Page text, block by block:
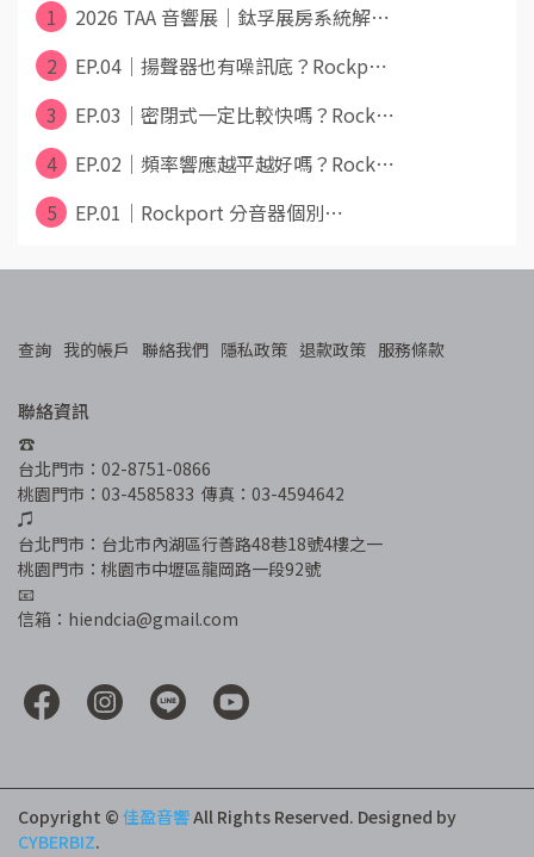
1
2026 TAA 音響展｜鈦孚展房系統解⋯
2
EP.04｜揚聲器也有噪訊底？Rockp⋯
3
EP.03｜密閉式一定比較快嗎？Rock⋯
4
EP.02｜頻率響應越平越好嗎？Rock⋯
5
EP.01｜Rockport 分音器個別⋯
查詢 我的帳戶 聯絡我們 隱私政策 退款政策 服務條款
聯絡資訊
☎︎
台北門市：02-8751-0866
桃園門市：03-4585833  傳真：03-4594642
♫
台北門市：台北市內湖區行善路48巷18號4樓之一
桃園門市：桃園市中壢區龍岡路一段92號
📧
信箱：hiendcia@gmail.com
Copyright © 佳盈音響All Rights Reserved. Designed by
CYBERBIZ.